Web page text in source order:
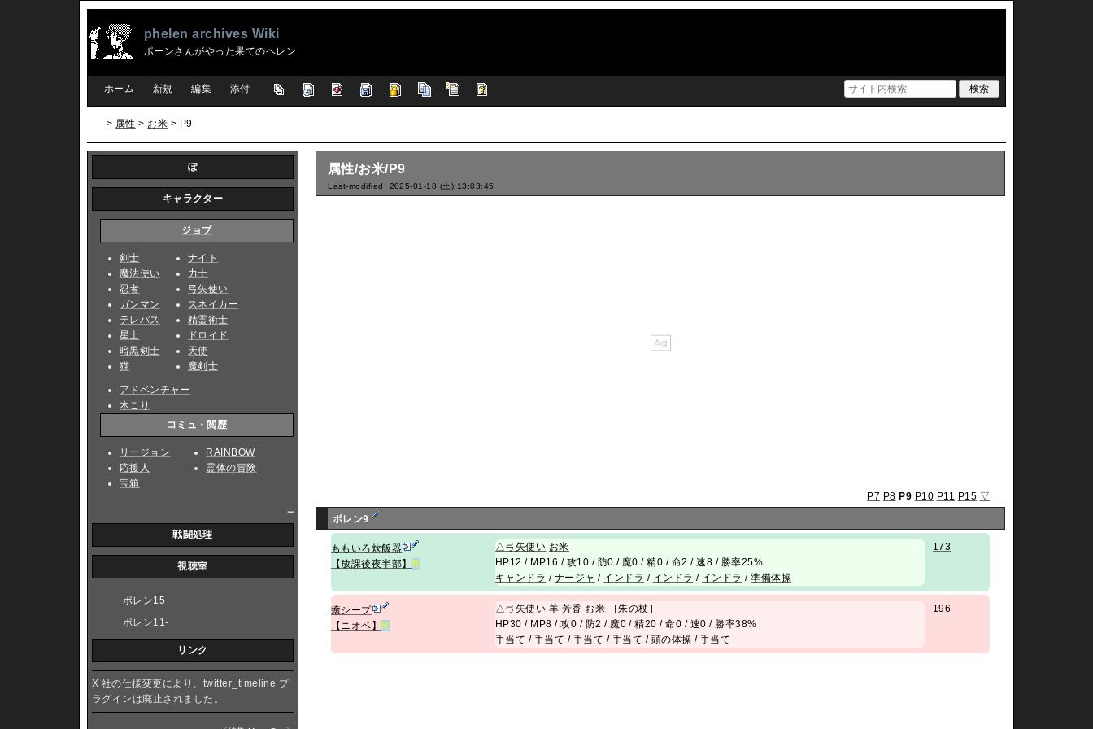
phelen archives Wiki
ポーンさんがやった果てのヘレン
ホーム 新規 編集 添付
> 属性 > お米 > P9
属性/お米/P9
Last-modified: 2025-01-18 (土) 13:03:45
P7 P8 P9 P10 P11 P15 ▽
ポレン9
ももいろ炊飯器
【放課後夜半部】
R
△弓矢使い お米
HP12 / MP16 / 攻10 / 防0 / 魔0 / 精0 / 命2 / 速8 / 勝率25%
キャンドラ / ナージャ / インドラ / インドラ / インドラ /準備体操
173
癒シープ
【ニオベ】
R
△弓矢使い 羊 芳香 お米 ［朱の杖 ］
HP30 / MP8 / 攻0 / 防2 / 魔0 / 精20 / 命0 / 速0 / 勝率38%
手当て / 手当て / 手当て / 手当て / 頭の体操 / 手当て
196
ぽ
キャラクター
ジョブ
剣士
魔法使い
忍者
ガンマン
テレパス
星士
暗黒剣士
猫
ナイト
力士
弓矢使い
スネイカー
精霊術士
ドロイド
天使
魔剣士
アドベンチャー
木こり
コミュ・閲歴
リージョン
応援人
宝箱
RAINBOW
霊体の冒険
戦闘処理
視聴室
ポレン15
ポレン11-
リンク
X 社の仕様変更により、twitter_timeline プ
ラグインは廃止されました。